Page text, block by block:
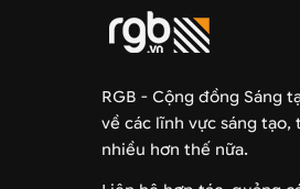
RGB - Cộng đồng Sáng
về các lĩnh vực sáng
nhiều hơn thế nữa.